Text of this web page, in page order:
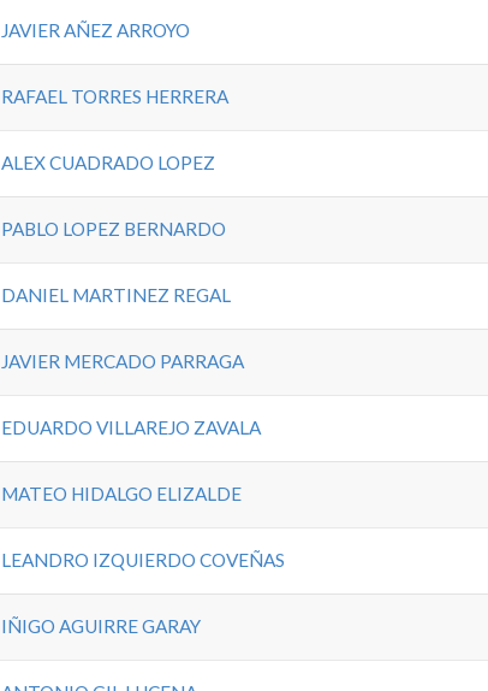
JAVIER AÑEZ ARROYO
RAFAEL TORRES HERRERA
ALEX CUADRADO LOPEZ
PABLO LOPEZ BERNARDO
DANIEL MARTINEZ REGAL
JAVIER MERCADO PARRAGA
EDUARDO VILLAREJO ZAVALA
MATEO HIDALGO ELIZALDE
LEANDRO IZQUIERDO COVEÑAS
IÑIGO AGUIRRE GARAY